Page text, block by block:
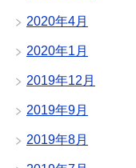
2020年4月
2020年1月
2019年12月
2019年9月
2019年8月